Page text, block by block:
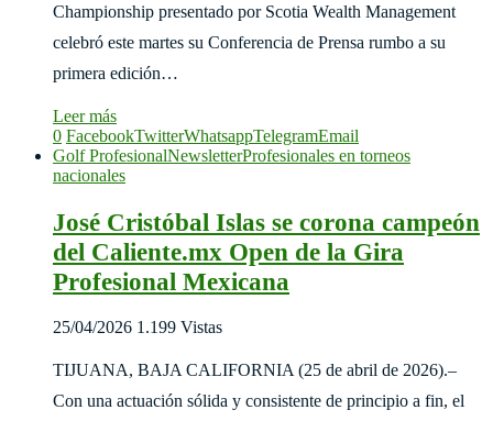
Championship presentado por Scotia Wealth Management
celebró este martes su Conferencia de Prensa rumbo a su
primera edición…
Leer más
0 FacebookTwitterWhatsappTelegramEmail
Golf ProfesionalNewsletterProfesionales en torneos
nacionales
José Cristóbal Islas se corona campeón
del Caliente.mx Open de la Gira
Profesional Mexicana
25/04/2026 1.199 Vistas
TIJUANA, BAJA CALIFORNIA (25 de abril de 2026).–
Con una actuación sólida y consistente de principio a fin, el